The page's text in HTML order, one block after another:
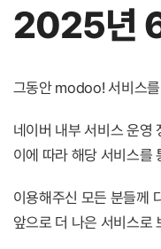
2025년
그동안 modoo! 서비스
네이버 내부 서비스 운
이에 따라 해당 서비스를
이용해주신 모든 분들께
앞으로 더 나은 서비스로